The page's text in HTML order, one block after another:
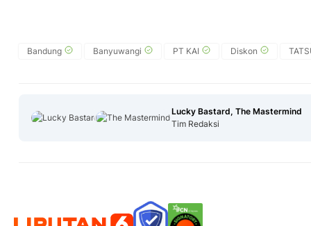
Bandung Banyuwangi PT KAI Diskon
Lucky Bastard, The Mastermind
Tim Redaksi